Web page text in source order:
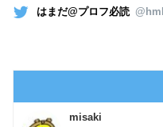
はまだ@プロフ必読
misaki